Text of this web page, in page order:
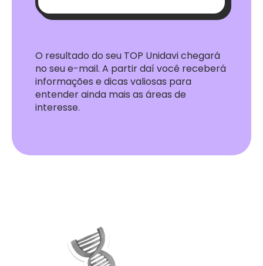
O resultado do seu TOP Unidavi chegará
no seu e-mail. A partir daí você receberá
informações e dicas valiosas para
entender ainda mais as áreas de
interesse.